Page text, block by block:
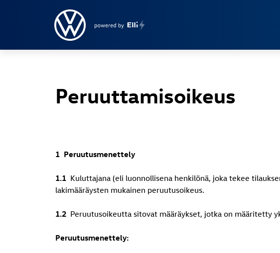
Peruuttamisoikeus
1 Peruutusmenettely
1.1 Kuluttajana (eli luonnollisena henkilönä, joka tekee
lakimääräysten mukainen peruutusoikeus.
1.2 Peruutusoikeutta sitovat määräykset, jotka on määritetty
Peruutusmenettely: